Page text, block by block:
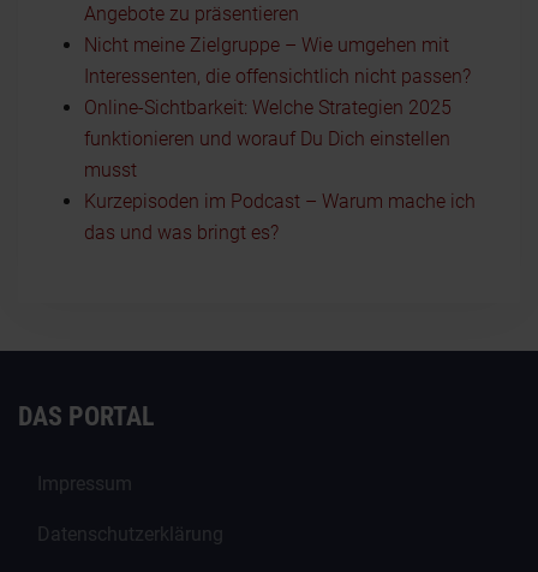
Angebote zu präsentieren
Nicht meine Zielgruppe – Wie umgehen mit
Interessenten, die offensichtlich nicht passen?
Online-Sichtbarkeit: Welche Strategien 2025
funktionieren und worauf Du Dich einstellen
musst
Kurzepisoden im Podcast – Warum mache ich
das und was bringt es?
DAS PORTAL
Impressum
Datenschutzerklärung